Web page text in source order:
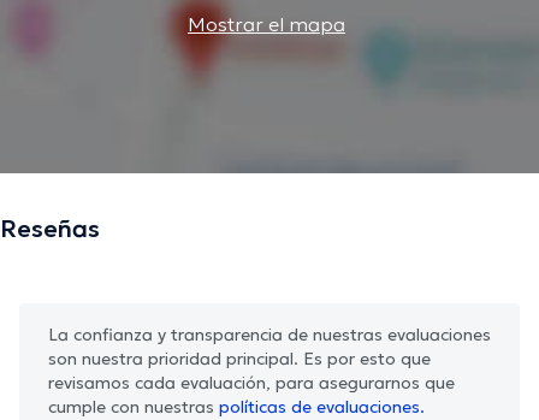
Mostrar el mapa
Reseñas
La confianza y transparencia de nuestras evaluaciones
son nuestra prioridad principal. Es por esto que
revisamos cada evaluación, para asegurarnos que
cumple con nuestras políticas de evaluaciones.